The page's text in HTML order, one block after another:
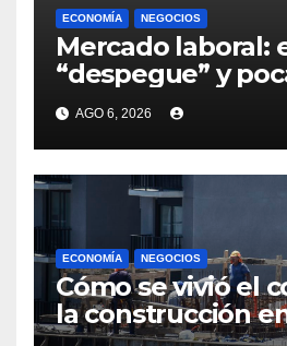
ECONOMÍA NEGOCIOS
Mercado laboral:
“despegue” y
expectativas
sobre aumento
AGO 6, 2026
ECONOMÍA NEGOCIOS
Cómo se vivió el
la construcción